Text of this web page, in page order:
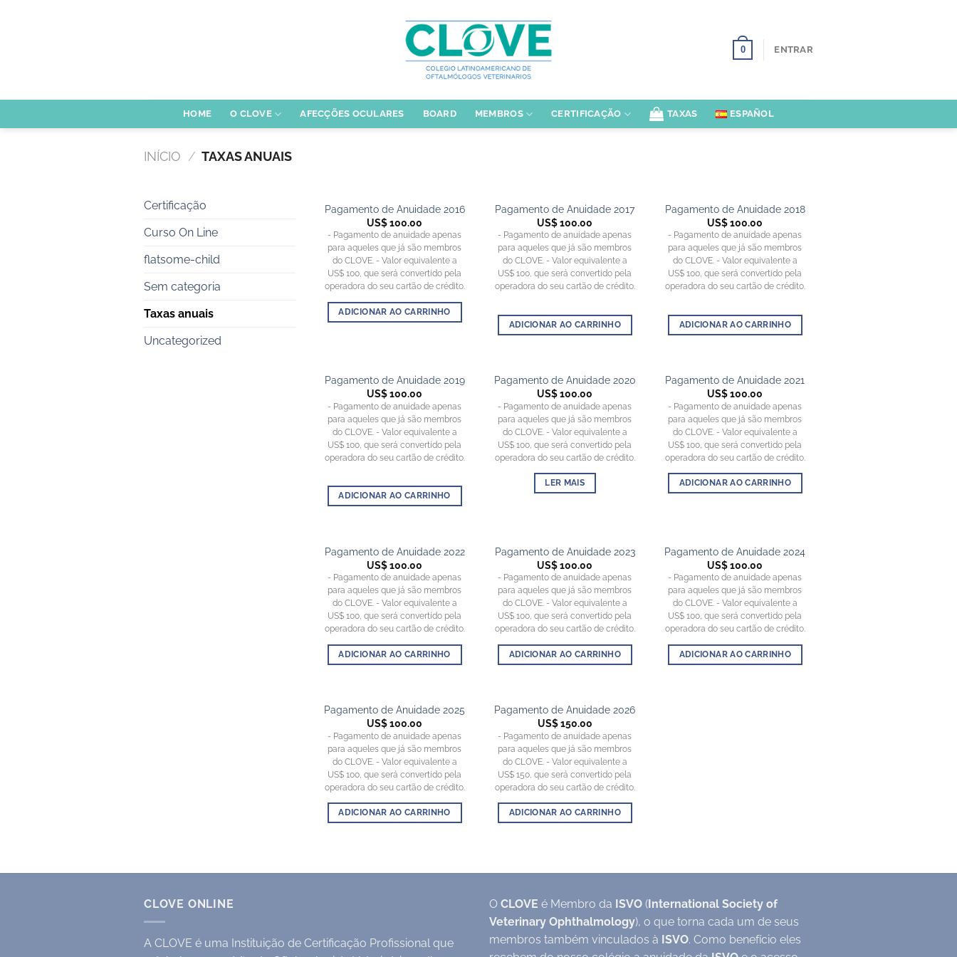
0 ENTRAR
HOME O CLOVE AFECÇÕES OCULARES BOARD MEMBROS CERTIFICAÇÃO TAXAS ESPAÑOL
INÍCIO / TAXAS ANUAIS
Certificação
Curso On Line
flatsome-child
Sem categoria
Taxas anuais
Uncategorized
Pagamento de Anuidade 2016
US$100.00
- Pagamento de anuidade apenas
para aqueles que já são membros
do CLOVE. - Valor equivalente a
US$ 100, que será convertido pela
operadora do seu cartão de crédito.
ADICIONAR AO CARRINHO
Pagamento de Anuidade 2017
US$100.00
- Pagamento de anuidade apenas
para aqueles que já são membros
do CLOVE. - Valor equivalente a
US$ 100, que será convertido pela
operadora do seu cartão de crédito.
ADICIONAR AO CARRINHO
Pagamento de Anuidade 2018
US$100.00
- Pagamento de anuidade apenas
para aqueles que já são membros
do CLOVE. - Valor equivalente a
US$ 100, que será convertido pela
operadora do seu cartão de crédito.
ADICIONAR AO CARRINHO
Pagamento de Anuidade 2019
US$100.00
- Pagamento de anuidade apenas
para aqueles que já são membros
do CLOVE. - Valor equivalente a
US$ 100, que será convertido pela
operadora do seu cartão de crédito.
ADICIONAR AO CARRINHO
FORA DE ESTOQUE
Pagamento de Anuidade 2020
US$100.00
- Pagamento de anuidade apenas
para aqueles que já são membros
do CLOVE. - Valor equivalente a
US$ 100, que será convertido pela
operadora do seu cartão de crédito.
LER MAIS
Pagamento de Anuidade 2021
US$100.00
- Pagamento de anuidade apenas
para aqueles que já são membros
do CLOVE. - Valor equivalente a
US$ 100, que será convertido pela
operadora do seu cartão de crédito.
ADICIONAR AO CARRINHO
Pagamento de Anuidade 2022
US$100.00
- Pagamento de anuidade apenas
para aqueles que já são membros
do CLOVE. - Valor equivalente a
US$ 100, que será convertido pela
operadora do seu cartão de crédito.
ADICIONAR AO CARRINHO
Pagamento de Anuidade 2023
US$100.00
- Pagamento de anuidade apenas
para aqueles que já são membros
do CLOVE. - Valor equivalente a
US$ 100, que será convertido pela
operadora do seu cartão de crédito.
ADICIONAR AO CARRINHO
Pagamento de Anuidade 2024
US$100.00
- Pagamento de anuidade apenas
para aqueles que já são membros
do CLOVE. - Valor equivalente a
US$ 100, que será convertido pela
operadora do seu cartão de crédito.
ADICIONAR AO CARRINHO
Pagamento de Anuidade 2025
US$100.00
- Pagamento de anuidade apenas
para aqueles que já são membros
do CLOVE. - Valor equivalente a
US$ 100, que será convertido pela
operadora do seu cartão de crédito.
ADICIONAR AO CARRINHO
Pagamento de Anuidade 2026
US$150.00
- Pagamento de anuidade apenas
para aqueles que já são membros
do CLOVE. - Valor equivalente a
US$ 150, que será convertido pela
operadora do seu cartão de crédito.
ADICIONAR AO CARRINHO
CLOVE ONLINE
A CLOVE é uma Instituição de Certificação Profissional que
O CLOVE é Membro da ISVO (International Society of
Veterinary Ophthalmology), o que torna cada um de seus
membros também vinculados à ISVO. Como benefício eles